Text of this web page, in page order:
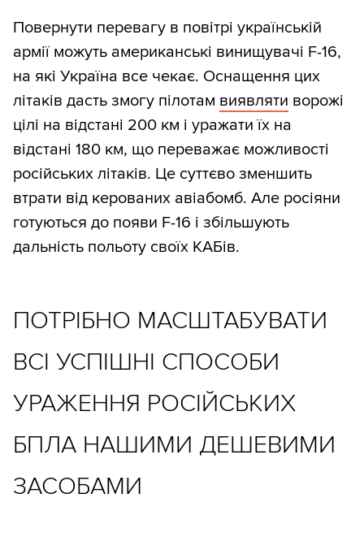
Повернути перевагу в повітрі українській
армії можуть американські винищувачі F-16,
на які Україна все чекає. Оснащення цих
літаків дасть змогу пілотам виявляти ворожі
цілі на відстані 200 км і уражати їх на
відстані 180 км, що переважає можливості
російських літаків. Це суттєво зменшить
втрати від керованих авіабомб. Але росіяни
готуються до появи F-16 і збільшують
дальність польоту своїх КАБів.
ПОТРІБНО МАСШТАБУВАТИ
ВСІ УСПІШНІ СПОСОБИ
УРАЖЕННЯ РОСІЙСЬКИХ
БПЛА НАШИМИ ДЕШЕВИМИ
ЗАСОБАМИ